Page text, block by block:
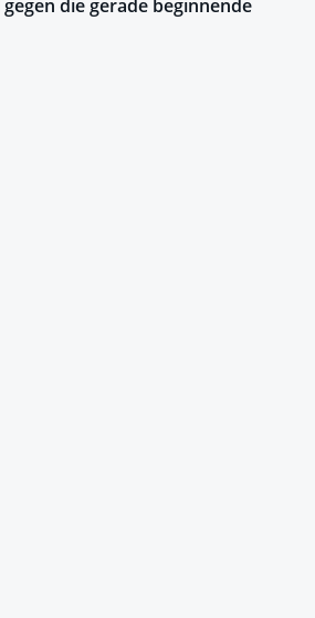
die gerade beginnende